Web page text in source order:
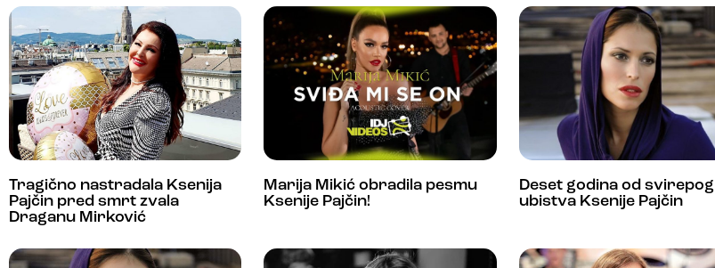
Tragično nastradala Ksenija
Pajčin pred smrt zvala
Draganu Mirković
Marija Mikić obradila pesmu
Ksenije Pajčin!
Deset godina od svirepog
ubistva Ksenije Pajčin